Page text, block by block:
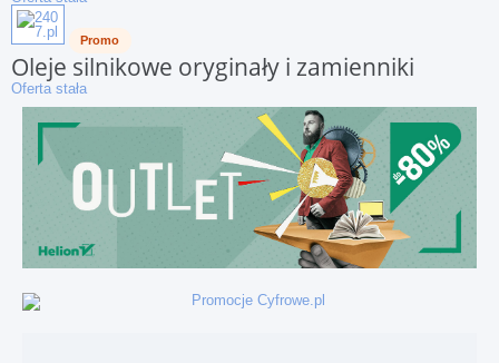
Promo
Oleje silnikowe oryginały i zamienniki
Oferta stała